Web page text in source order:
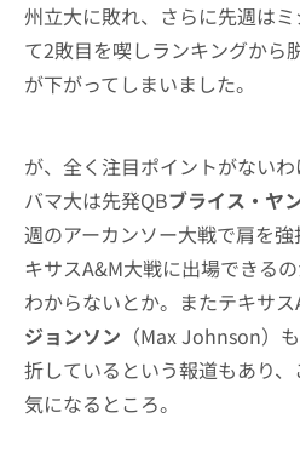
州立大に敗れ、さらに先週は
て2敗目を喫しランキングから
が下がってしまいました。
が、全く注目ポイントがない
バマ大は先発QBブライス・ヤ
週のアーカンソー大戦で肩を
キサスA&M大戦に出場できる
わからないとか。またテキサ
ジョンソン （Max Johnson）
折しているという報道もあり
気になるところ。